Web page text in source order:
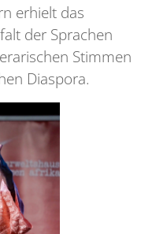
erhielt das
der Sprachen
Stimmen
Diaspora.